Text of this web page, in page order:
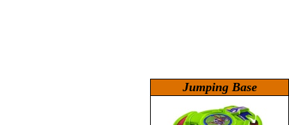
Jumping Base